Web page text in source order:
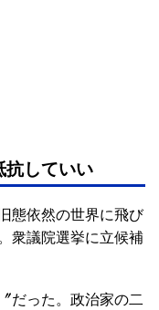
抗していい
態依然の世界に飛び
衆議院選挙に立候補
だった。政治家の二